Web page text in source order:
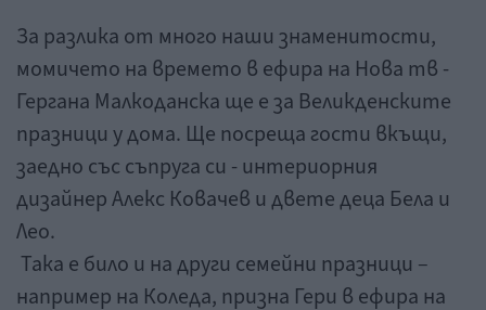
За разлика от много наши знаменитости,
момичето на времето в ефира на Нова тв -
Гергана Малкоданска ще е за Великденските
празници у дома. Ще посреща гости вкъщи,
заедно със съпруга си - интериорния
дизайнер Алекс Ковачев и двете деца Бела и
Лео.
Така е било и на други семейни празници –
например на Коледа, призна Гери в ефира на